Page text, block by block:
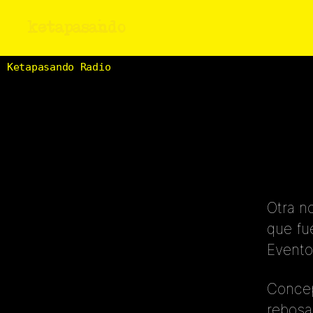
Otra
que
Ketapasando Radio